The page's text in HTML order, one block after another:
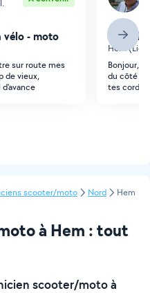
vélo - moto
sur route mes
de vieux,
Hem
Bonjour,
du côté
tes
scooter/moto Nord Hem
à Hem : tout
scooter/moto à